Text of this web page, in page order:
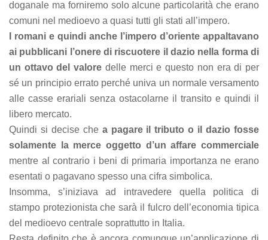
doganale ma forniremo solo alcune particolarità che erano
comuni nel medioevo a quasi tutti gli stati all’impero.
I romani e quindi anche l’impero d’oriente appaltavano
ai pubblicani l’onere di riscuotere il dazio nella forma di
un ottavo del valore delle merci e questo non era di per
sé un principio errato perché univa un normale versamento
alle casse erariali senza ostacolarne il transito e quindi il
libero mercato.
Quindi si decise che a pagare il tributo o il dazio fosse
solamente la merce oggetto d’un affare commerciale
mentre al contrario i beni di primaria importanza ne erano
esentati o pagavano spesso una cifra simbolica.
Insomma, s’iniziava ad intravedere quella politica di
stampo protezionista che sarà il fulcro dell’economia tipica
del medioevo centrale soprattutto in Italia.